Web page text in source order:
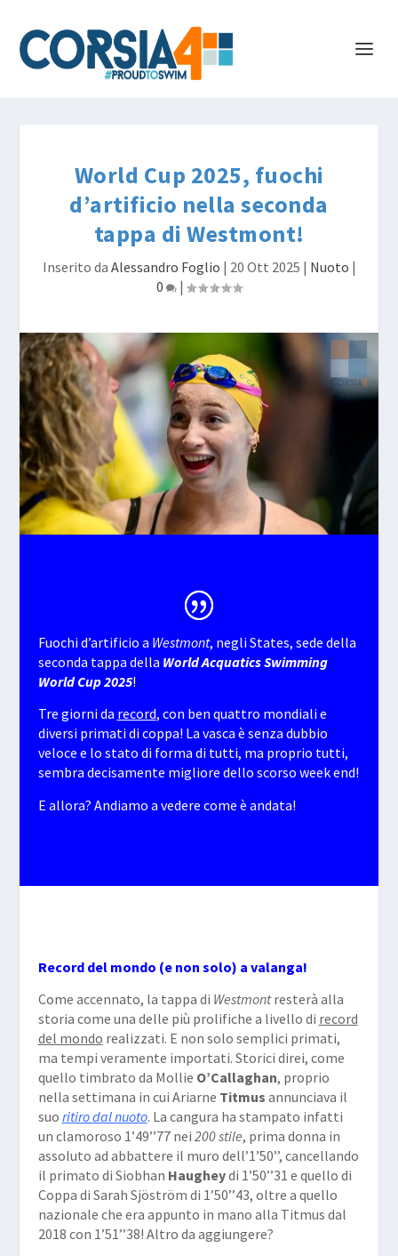
World Cup 2025, fuochi
d’artificio nella seconda
tappa di Westmont!
Inserito da Alessandro Foglio | 20 Ott 2025 | Nuoto |
0
|
Fuochi d’artificio a Westmont, negli States, sede della
seconda tappa della World Acquatics Swimming
World Cup 2025!
Tre giorni da record, con ben quattro mondiali e
diversi primati di coppa! La vasca è senza dubbio
veloce e lo stato di forma di tutti, ma proprio tutti,
sembra decisamente migliore dello scorso week end!
E allora? Andiamo a vedere come è andata!
Record del mondo (e non solo) a valanga!
Come accennato, la tappa di Westmontresterà alla
storia come una delle più prolifiche a livello di record
del mondo realizzati. E non solo semplici primati,
ma tempi veramente importati. Storici direi, come
quello timbrato da Mollie O’Callaghan, proprio
nella settimana in cui Ariarne Titmus annunciava il
suo ritiro dal nuoto. La cangura ha stampato infatti
un clamoroso 1’49’’77 nei 200 stile, prima donna in
assoluto ad abbattere il muro dell’1’50’’, cancellando
il primato di Siobhan Haugheydi 1’50’’31 e quello di
Coppa di Sarah Sjöström di 1’50’’43, oltre a quello
nazionale che era appunto in mano alla Titmus dal
2018 con 1’51’’38! Altro da aggiungere?